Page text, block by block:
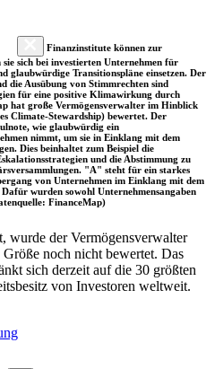
Finanzinstitute können zur
sich bei investierten Unternehmen für
glaubwürdige Transitionspläne einsetzen. Der
die Ausübung von Stimmrechten sind
für eine positive Klimawirkung durch
hat große Vermögensverwalter im Hinblick
Climate-Stewardship) bewertet. Der
wie glaubwürdig ein
nimmt, um sie in Einklang mit dem
Dies beinhaltet zum Beispiel die
und die Abstimmung zu
"A" steht für ein starkes
von Unternehmen im Einklang mit dem
wurden sowohl Unternehmensangaben
FinanceMap)
wurde der Vermögensverwalter
noch nicht bewertet. Das
sich derzeit auf die 30 größten
von Investoren weltweit.